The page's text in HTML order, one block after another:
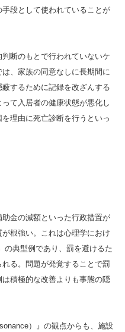
段として使われていることが
断のもとで行われていないケ
、家族の同意なしに長期間に
するために記録を改ざんする
て入居者の健康状態が悪化し
理由に死亡診断を行うといっ
金の減額といった行政措置が
根強い。これは心理学におけ
の典型例であり、罰を避けるた
る。問題が発覚することで罰
積極的な改善よりも事態の隠
）』の観点からも、施設